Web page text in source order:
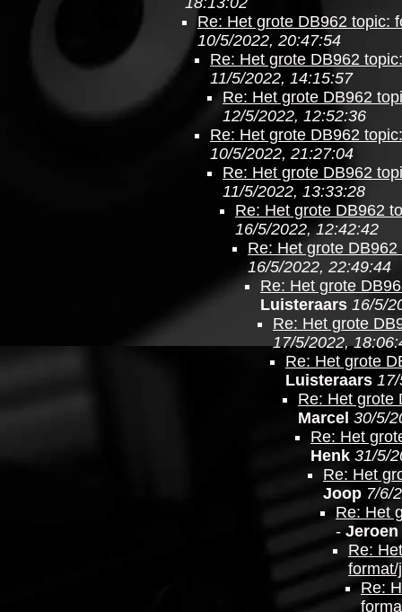
Re: Het grote DB962 topic:
10/5/2022, 20:47:54
Re: Het grote DB962
11/5/2022, 14:15:57
Re: Het grote DB962
12/5/2022, 12:52:36
Re: Het grote DB962
10/5/2022, 21:27:04
Re: Het grote DB962
11/5/2022, 13:33:28
Re: Het grote DB962
16/5/2022, 12:42:42
Re: Het grote
16/5/2022, 22:49:44
Re: Het grote
Luisteraars 16/5/
Re: Het grote
17/5/2022,
Re: Het grote
Luisteraars
Re: Het grote
Marcel 30/5/
Re: Het
Henk 31/5/
Re: Het
Joop 7/6/
Re: Het
- Jeroen
Re:
Re: